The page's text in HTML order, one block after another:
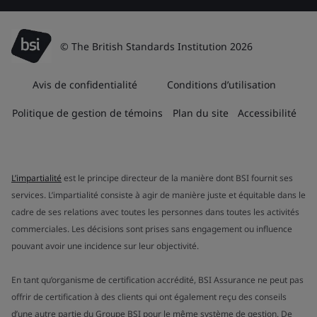
© The British Standards Institution 2026
Avis de confidentialité Conditions d’utilisation
Politique de gestion de témoins Plan du site Accessibilité
L’impartialité est le principe directeur de la manière dont BSI fournit ses
services. L’impartialité consiste à agir de manière juste et équitable dans le
cadre de ses relations avec toutes les personnes dans toutes les activités
commerciales. Les décisions sont prises sans engagement ou influence
pouvant avoir une incidence sur leur objectivité.
En tant qu’organisme de certification accrédité, BSI Assurance ne peut pas
offrir de certification à des clients qui ont également reçu des conseils
d’une autre partie du Groupe BSI pour le même système de gestion. De